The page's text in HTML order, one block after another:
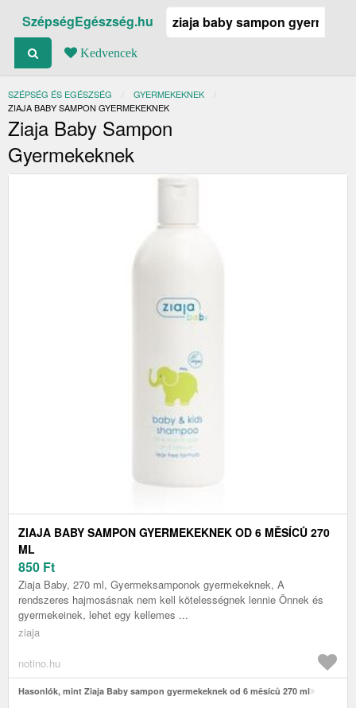
SzépségEgészség.hu
Kedvencek
SZÉPSÉG ÉS EGÉSZSÉG
GYERMEKEKNEK
JELENLEGI:
ZIAJA BABY SAMPON GYERMEKEKNEK
Ziaja Baby Sampon
Gyermekeknek
ZIAJA BABY SAMPON GYERMEKEKNEK OD 6 MĚSÍCŮ 270
ML
850 Ft
Ziaja Baby, 270 ml, Gyermeksamponok gyermekeknek, A
rendszeres hajmosásnak nem kell kötelességnek lennie Önnek és
gyermekeinek, lehet egy kellemes ...
ziaja
notino.hu
Hasonlók, mint Ziaja Baby sampon gyermekeknek od 6 měsíců 270 ml